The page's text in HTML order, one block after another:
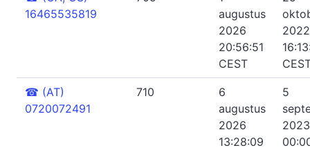
16465535819
augustus
2026
20:56:51
CEST
2022
☎ (AT)
0720072491
710
6
augustus
2026
13:28:09
5
2023